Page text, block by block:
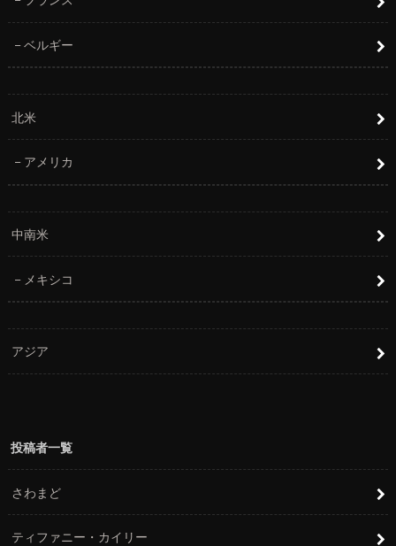
ベルギー
北米
アメリカ
中南米
メキシコ
アジア
投稿者一覧
さわまど
ティファニー・カイリー